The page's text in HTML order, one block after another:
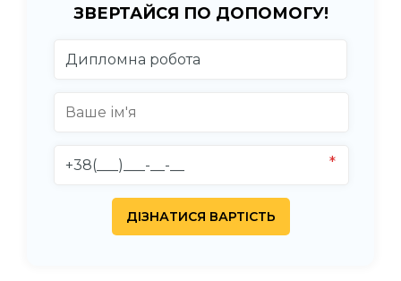
ЗВЕРТАЙСЯ ПО ДОПОМОГУ!